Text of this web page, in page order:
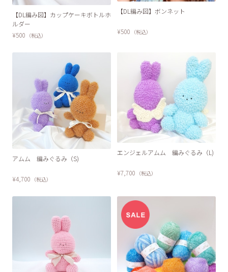
【DL編み図】カップケーキボトルホ
ルダー
¥500 （税込）
【DL編み図】ボンネット
¥500 （税込）
アムム 編みぐるみ（S)
¥4,700 （税込）
エンジェルアムム 編みぐるみ（L)
¥7,700 （税込）